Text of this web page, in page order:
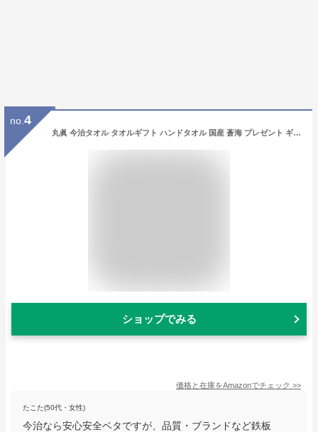
no. 4
丸眞 今治タオル タオルギフト ハンドタオル 国産 蒼海 プレゼント ギフト 贈り物 引っ越し 誕生日 内祝い 0080310000
ショップでみる
価格と在庫をAmazonでチェック >>
たこた(50代・女性)
今治なら安心安全ベタですが、品質・ブランドなど鉄板